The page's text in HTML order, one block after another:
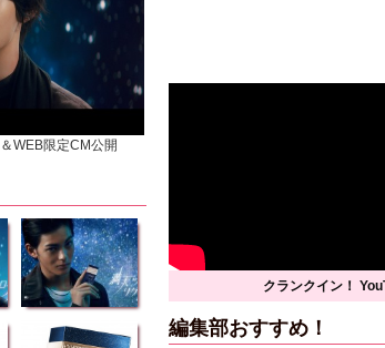
WEB限定CM公開
クランクイン！
編集部おすすめ！